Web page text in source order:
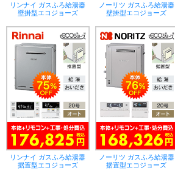
リンナイ ガスふろ給湯器
壁掛型エコジョーズ
ノーリツ ガスふろ給湯器
壁掛型エコジョーズ
リンナイ ガスふろ給湯器
据置型エコジョーズ
ノーリツ ガスふろ給湯器
据置型エコジョーズ